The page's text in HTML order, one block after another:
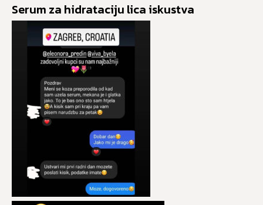
Serum za hidrataciju lica iskustva